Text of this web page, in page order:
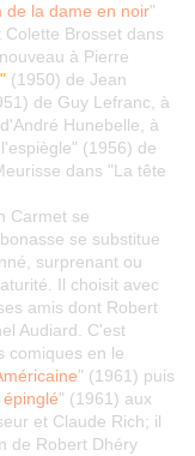
de la dame en noir"
Brosset dans
à Pierre
(1950) de Jean
de Guy Lefranc, à
Hunebelle, à
(1956) de
dans "La tête
Carmet se
se substitue
surprenant ou
Il choisit avec
amis dont Robert
Audiard. C'est
comiques en le
" (1961) puis
" (1961) aux
et Claude Rich; il
de Robert Dhéry